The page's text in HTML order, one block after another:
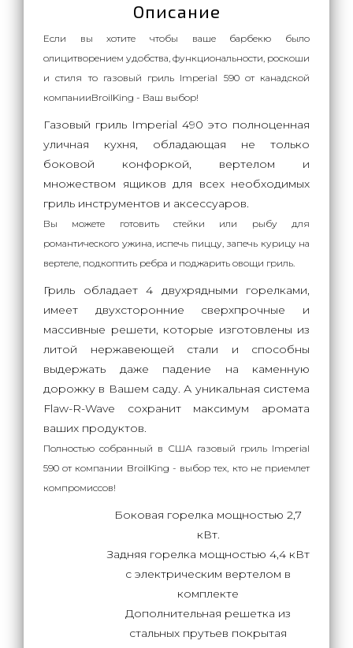
Описание
Если вы хотите чтобы ваше барбекю было
олицитворением удобства, функциональности, роскоши
и стиля то газовый гриль Imperial 590 от канадской
компанииBroilKing - Ваш выбор!
Газовый гриль Imperial 490 это полноценная
уличная кухня, обладающая не только
боковой конфоркой, вертелом и
множеством ящиков для всех необходимых
гриль инструментов и аксессуаров.
Вы можете готовить стейки или рыбу для
романтического ужина, испечь пиццу, запечь курицу на
вертеле, подкоптить ребра и поджарить овощи гриль.
Гриль обладает 4 двухрядными горелками,
имеет двухсторонние сверхпрочные и
массивные решети, которые изготовлены из
литой нержавеющей стали и способны
выдержать даже падение на каменную
дорожку в Вашем саду. А уникальная система
Flaw-R-Wave сохранит максимум аромата
ваших продуктов.
Полностью собранный в США газовый гриль Imperial
590 от компании BroilKing - выбор тех, кто не приемлет
компромиссов!
Боковая горелка мощностью 2,7
кВт.
Задняя горелка мощностью 4,4 кВт
с электрическим вертелом в
комплекте
Дополнительная решетка из
стальных прутьев покрытая